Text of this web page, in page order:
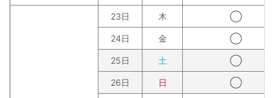
23日 木 ◯
24日 金 ◯
25日 土 ◯
26日 日 ◯